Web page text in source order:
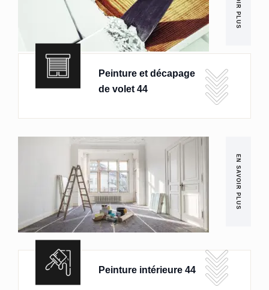
Peinture et décapage
de volet 44
EN SAVOIR PLUS
Peinture intérieure 44